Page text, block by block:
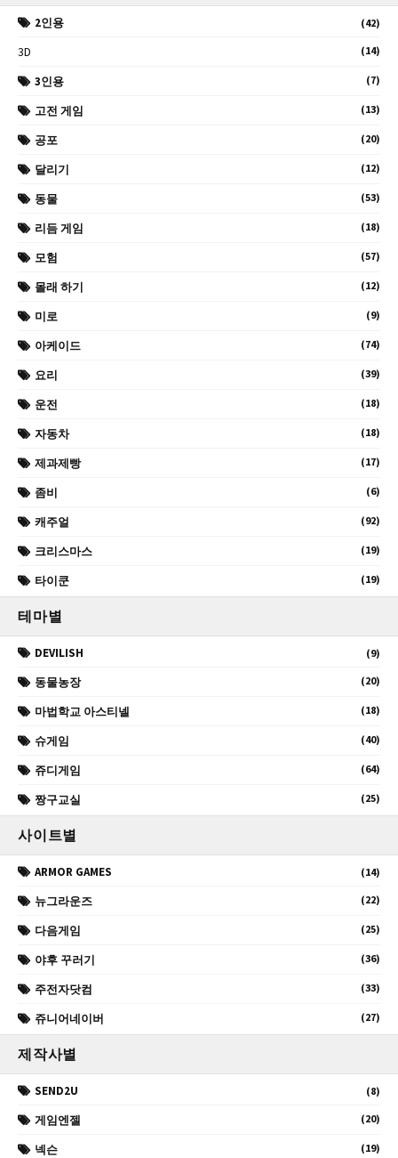
2인용 (42)
3D (14)
3인용 (7)
고전 게임 (13)
공포 (20)
달리기 (12)
동물 (53)
리듬 게임 (18)
모험 (57)
몰래 하기 (12)
미로 (9)
아케이드 (74)
요리 (39)
운전 (18)
자동차 (18)
제과제빵 (17)
좀비 (6)
캐주얼 (92)
크리스마스 (19)
타이쿤 (19)
테마별
DEVILISH (9)
동물농장 (20)
마법학교 아스티넬 (18)
슈게임 (40)
쥬디게임 (64)
짱구교실 (25)
사이트별
ARMOR GAMES (14)
뉴그라운즈 (22)
다음게임 (25)
야후 꾸러기 (36)
주전자닷컴 (33)
쥬니어네이버 (27)
제작사별
SEND2U (8)
게임엔젤 (20)
넥슨 (19)